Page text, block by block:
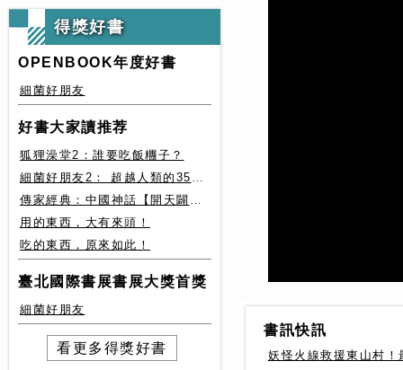
得獎好書
OPENBOOK年度好書
細菌好朋友
好書大家讀推荐
狐狸澡堂2：誰要吃飯糰子？
細菌好朋友2： 超越人類的35種細菌生存絕技
傳家經典：中國神話【開天闢地篇】盤古、女媧還有奇珍異獸
用的東西，大有來頭！
吃的東西，原來如此！
臺北國際書展書展大獎首獎
細菌好朋友
看更多得獎好書
書訊快訊
妖怪火線救援東山村